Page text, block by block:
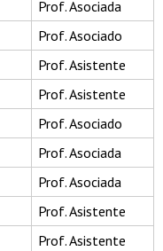
Prof. Asociada
Prof. Asociado
Prof. Asistente
Prof. Asistente
Prof. Asociado
Prof. Asociada
Prof. Asociada
Prof. Asistente
Prof. Asistente